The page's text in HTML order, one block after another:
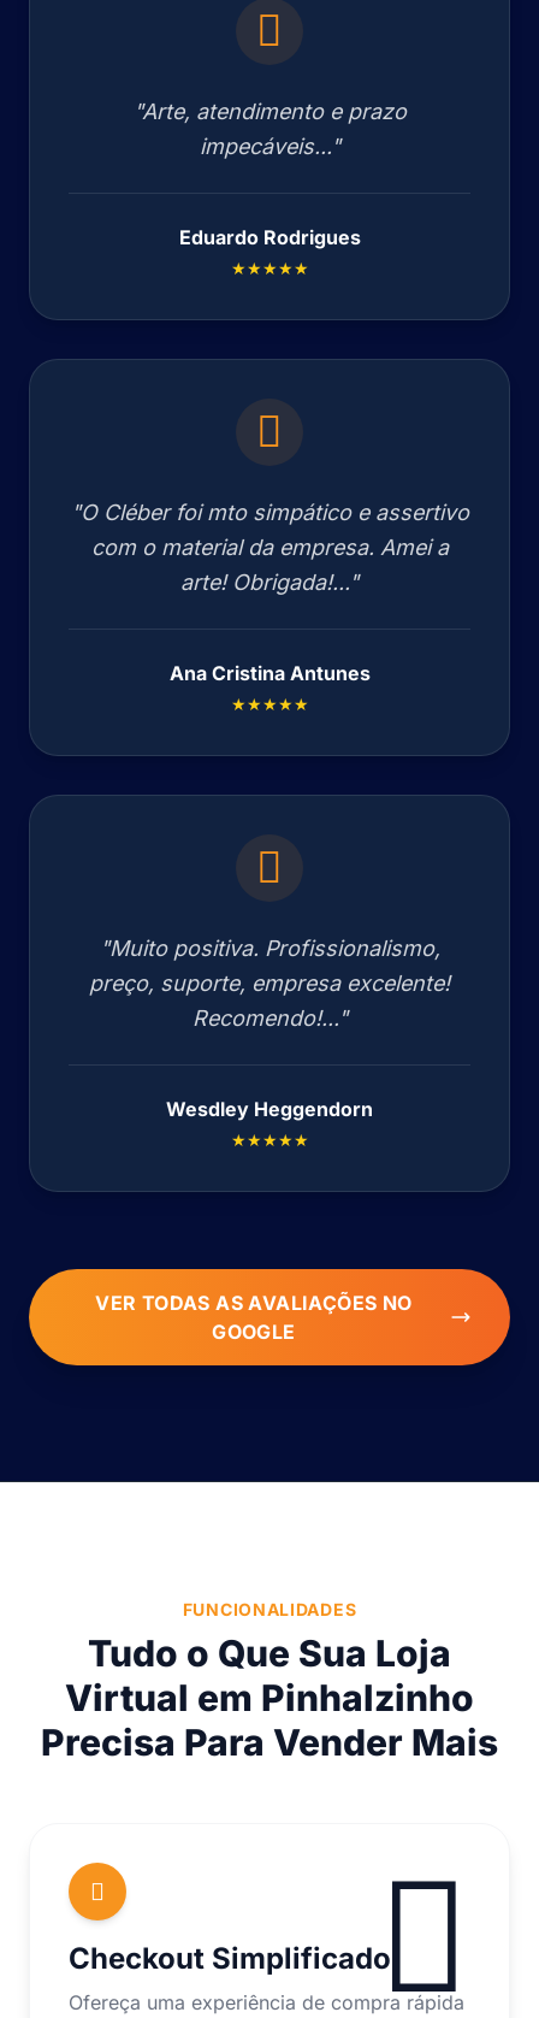
"Arte, atendimento e prazo
impecáveis..."
Eduardo Rodrigues
★★★★★
"O Cléber foi mto simpático e assertivo
com o material da empresa. Amei a
arte! Obrigada!..."
Ana Cristina Antunes
★★★★★
"Muito positiva. Profissionalismo,
preço, suporte, empresa excelente!
Recomendo!..."
Wesdley Heggendorn
★★★★★
VER TODAS AS AVALIAÇÕES NO
GOOGLE
FUNCIONALIDADES
Tudo o Que Sua Loja
Virtual em Pinhalzinho
Precisa Para Vender Mais
Checkout Simplificado
Ofereça uma experiência de compra rápida